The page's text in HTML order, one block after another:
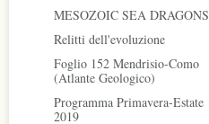
MESOZOIC SEA DRAGONS
Relitti dell'evoluzione
Foglio 152 Mendrisio-Como
(Atlante Geologico)
Programma Primavera-Estate
2019